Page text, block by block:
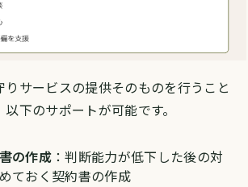
サービスの提供そのものを行うこと
下のサポートが可能です。
の作成 ：判断能力が低下した後の対
ておく契約書の作成